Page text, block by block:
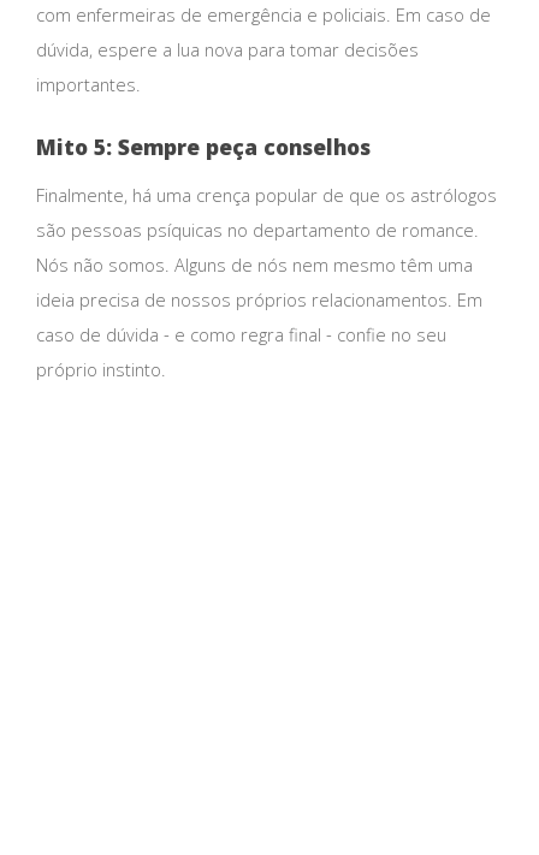
com enfermeiras de emergência e policiais. Em caso de
dúvida, espere a lua nova para tomar decisões
importantes.
Mito 5: Sempre peça conselhos
Finalmente, há uma crença popular de que os astrólogos
são pessoas psíquicas no departamento de romance.
Nós não somos. Alguns de nós nem mesmo têm uma
ideia precisa de nossos próprios relacionamentos. Em
caso de dúvida - e como regra final - confie no seu
próprio instinto.